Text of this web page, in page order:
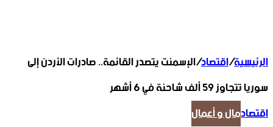
الرئيسية/اقتصاد/الإسمنت يتصدر القائمة.. صادرات الأردن إلى
سوريا تتجاوز 59 ألف شاحنة في 6 أشهر
اقتصادمال و أعمال